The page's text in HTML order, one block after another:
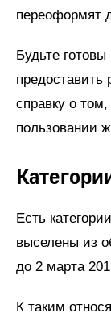
переоформят
Будьте
справку о
пользовании
Есть
выселены из
до 2 марта
К таким